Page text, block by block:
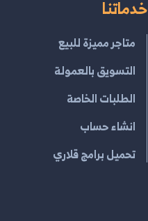
خدماتنا
متاجر مميزة للبيع
التسويق بالعمولة
الطلبات الخاصة
انشاء حساب
تحميل برامج قلاري